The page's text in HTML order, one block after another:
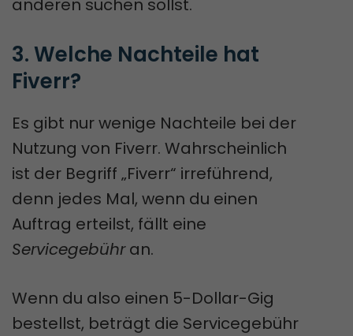
anderen suchen sollst.
3. Welche Nachteile hat
Fiverr?
Es gibt nur wenige Nachteile bei der
Nutzung von Fiverr. Wahrscheinlich
ist der Begriff „Fiverr“ irreführend,
denn jedes Mal, wenn du einen
Auftrag erteilst, fällt eine
Servicegebühran.
Wenn du also einen 5-Dollar-Gig
bestellst, beträgt die Servicegebühr